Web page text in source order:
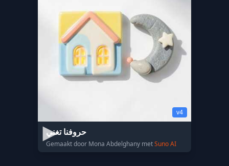
v4
حروفنا تغني
Gemaakt door Mona Abdelghany metSuno AI